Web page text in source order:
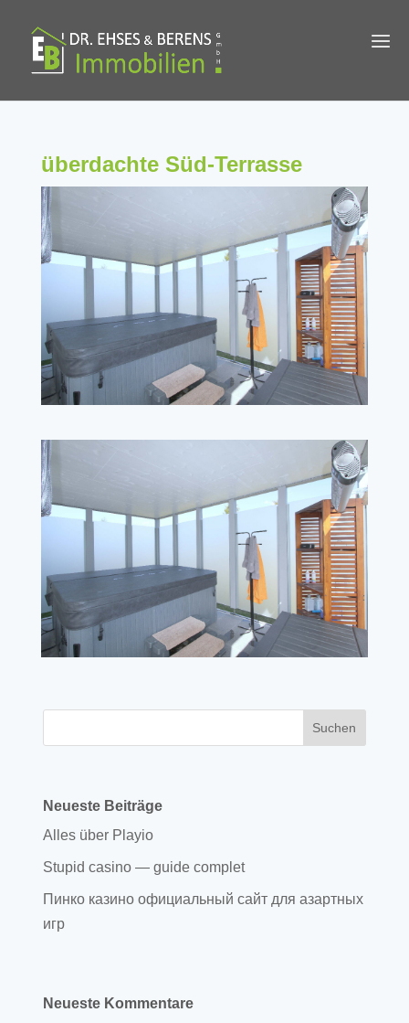
überdachte Süd-Terrasse
Neueste Beiträge
Alles über Playio
Stupid casino — guide complet
Пинко казино официальный сайт для азартных
игр
Neueste Kommentare